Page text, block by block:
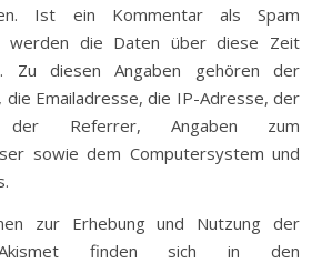
Ist ein Kommentar als Spam
werden die Daten über diese Zeit
Zu diesen Angaben gehören der
die Emailadresse, die IP-Adresse, der
der Referrer, Angaben zum
sowie dem Computersystem und
zur Erhebung und Nutzung der
finden sich in den